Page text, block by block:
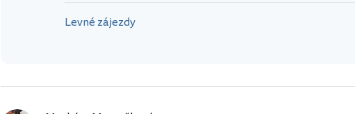
Levné zájezdy